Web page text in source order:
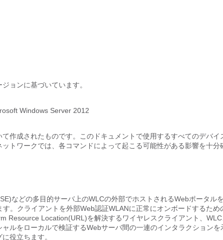
ョンに基づいています。
Windows Server 2012
作成されたものです。このドキュメントで使用するすべてのデバイ
トワークでは、各コマンドによって起こる可能性がある影響を十分
などの多目的サーバ上のWLCの外部でホストされるWebポータル
。クライアントを外部Web認証WLANに正常にオンボードするため
Resource Location(URL)を解決するワイヤレスクライアント、WLC
ルをローカルで検証するWebサーバ間の一連のインタラクションを
役立ちます。